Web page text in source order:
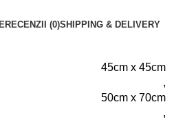
RECENZII (0)SHIPPING & DELIVERY
45cm x 45cm
,
50cm x 70cm
,